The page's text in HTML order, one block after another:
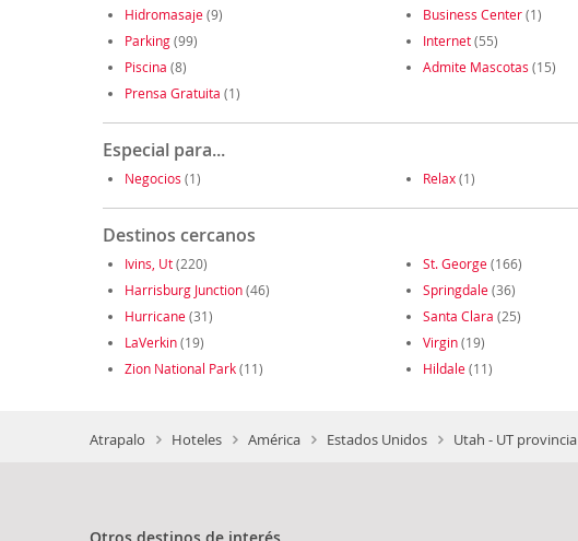
Hidromasaje(9) Business Center(1)
Parking(99) Internet(55)
Piscina (8) Admite Mascotas (15)
Prensa Gratuita (1)
Especial para...
Negocios (1) Relax(1)
Destinos cercanos
Ivins, Ut(220) St. George(166)
Harrisburg Junction(46) Springdale(36)
Hurricane(31) Santa Clara (25)
LaVerkin(19) Virgin(19)
Zion National Park(11) Hildale(11)
Atrapalo Hoteles América Estados Unidos Utah - UT provincia